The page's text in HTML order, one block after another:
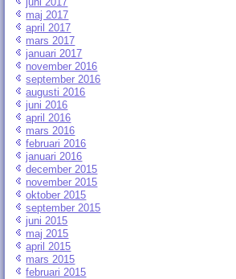
maj 2017
april 2017
mars 2017
januari 2017
november 2016
september 2016
augusti 2016
juni 2016
april 2016
mars 2016
februari 2016
januari 2016
december 2015
november 2015
oktober 2015
september 2015
juni 2015
maj 2015
april 2015
mars 2015
februari 2015